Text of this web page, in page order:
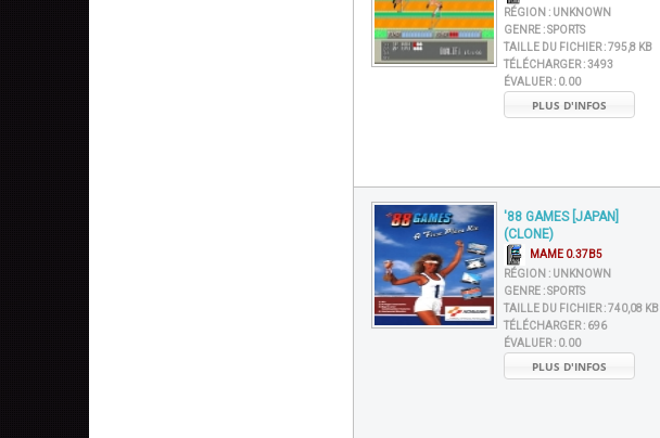
RÉGION : UNKNOWN
GENRE :SPORTS
TAILLE DU FICHIER :795,8 KB
TÉLÉCHARGER :3493
ÉVALUER : 0.00
PLUS D'INFOS
'88 GAMES [JAPAN]
(CLONE)
MAME 0.37B5
RÉGION : UNKNOWN
GENRE :SPORTS
TAILLE DU FICHIER :740,08 KB
TÉLÉCHARGER : 696
ÉVALUER : 0.00
PLUS D'INFOS